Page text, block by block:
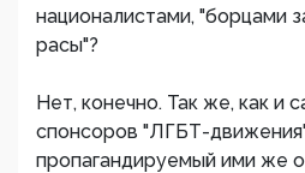
националистами, "борцами
расы"?
Нет, конечно. Так же, как и
спонсоров "ЛГБТ-
пропагандируемый ими же